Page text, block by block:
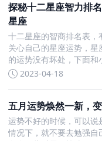
探秘十二星座智力排
星座
十二星座的智商排名表
关心自己的星座运势，
的运势没有坏处，下面
前的吧。十二星座智商排
2023-04-18
五月运势焕然一新，
运势不好的时候，可以
情况下，就不要去勉强